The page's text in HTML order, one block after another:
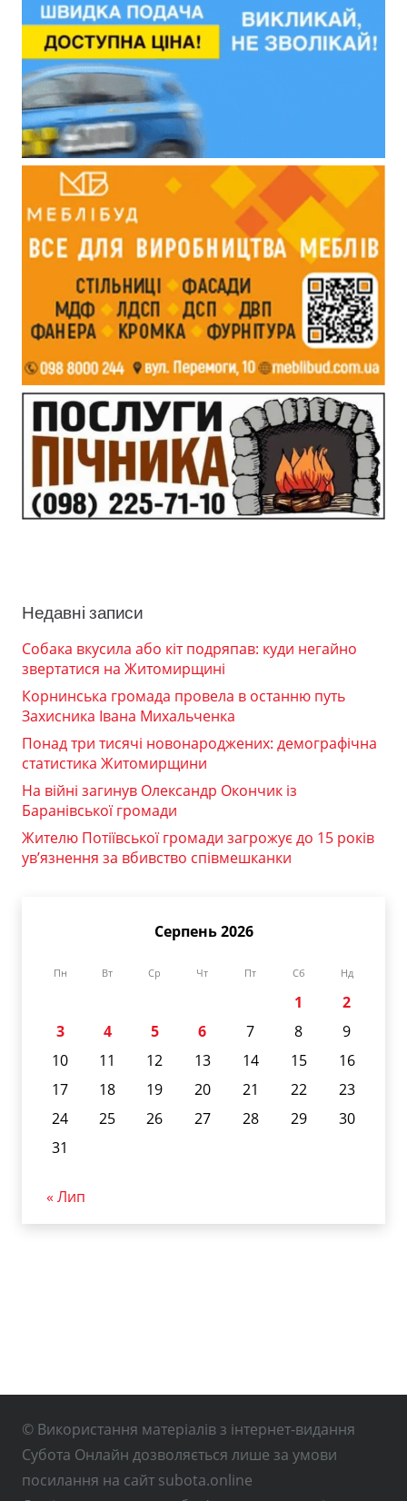
Недавні записи
Собака вкусила або кіт подряпав: куди негайно
звертатися на Житомирщині
Корнинська громада провела в останню путь
Захисника Івана Михальченка
Понад три тисячі новонароджених: демографічна
статистика Житомирщини
На війні загинув Олександр Окончик із
Баранівської громади
Жителю Потіївської громади загрожує до 15 років
ув’язнення за вбивство співмешканки
Серпень 2026
Пн Вт Ср Чт Пт Сб Нд
1
2
3
4 5 6 7 8
9
10
11 12 13 14 15
16
17
18 19 20 21 22
23
24
25 26 27 28 29
30
31
« Лип
© Використання матеріалів з інтернет-видання
Субота Онлайн дозволяється лише за умови
посилання на сайт subota.online